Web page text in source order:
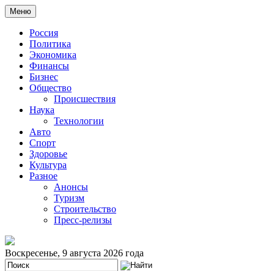
Меню
Россия
Политика
Экономика
Финансы
Бизнес
Общество
Происшествия
Наука
Технологии
Авто
Спорт
Здоровье
Культура
Разное
Анонсы
Туризм
Строительство
Пресс-релизы
Воскресенье, 9 августа 2026 года